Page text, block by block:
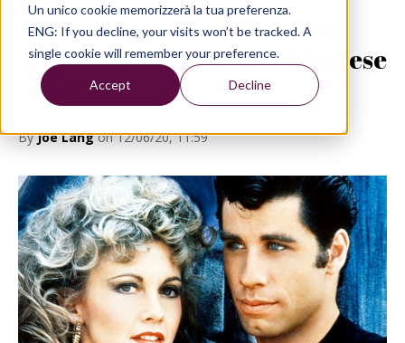
Un unico cookie memorizzerà la tua preferenza.
ENG: If you decline, your visits won’t be tracked. A
single cookie will remember your preference.
Accept Decline
SPEAK TIPS | le 10 canzoni
migliori per imparare l’inglese
- Parte IV
ByJoe Langon 12/06/20, 11:59